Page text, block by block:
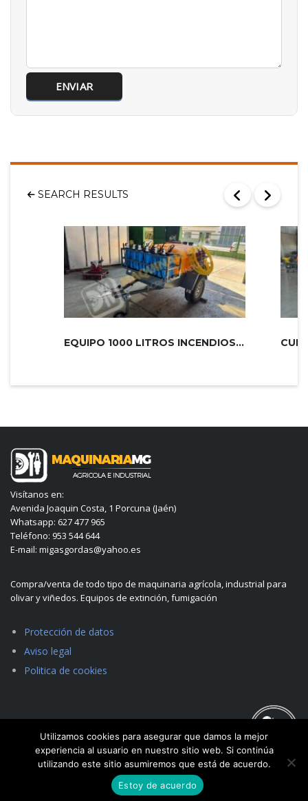
SEARCH RESULTS
EQUIPO 1000 LITROS INCENDIOS PLUS 2...
Visítanos en:
Avenida Joaquin Costa, 1 Porcuna (Jaén)
Whatsapp: 627 477 965
Teléfono: 953 544 644
E-mail: migasgordas@yahoo.es
Compra/venta de todo tipo de maquinaria agrícola, industrial para
olivar y viñedos. Equipos de extinción, fumigación
Protección de datos
Aviso legal
Politica de cookies
Utilizamos cookies para asegurar que damos la mejor
experiencia al usuario en nuestro sitio web. Si continúa
utilizando este sitio asumiremos que está de acuerdo.
Estoy de acuerdo